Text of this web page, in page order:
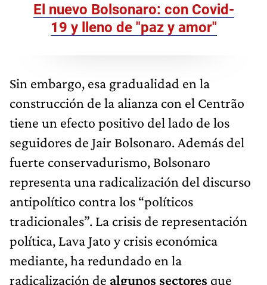
El nuevo Bolsonaro: con Covid-
19 y lleno de "paz y amor"
Sin embargo, esa gradualidad en la
construcción de la alianza con el Centrão
tiene un efecto positivo del lado de los
seguidores de Jair Bolsonaro. Además del
fuerte conservadurismo, Bolsonaro
representa una radicalización del discurso
antipolítico contra los “políticos
tradicionales”. La crisis de representación
política, Lava Jato y crisis económica
mediante, ha redundado en la
radicalización de algunos sectores que